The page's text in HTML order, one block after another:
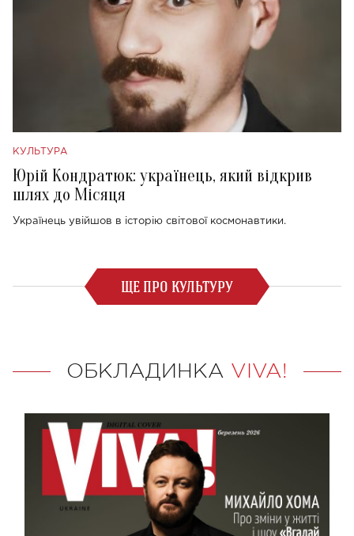
КУЛЬТУРА
Юрій Кондратюк: українець, який відкрив
шлях до Місяця
Українець увійшов в історію світової космонавтики.
ЩЕ ПРО КУЛЬТУРУ
ОБКЛАДИНКА VIVA!